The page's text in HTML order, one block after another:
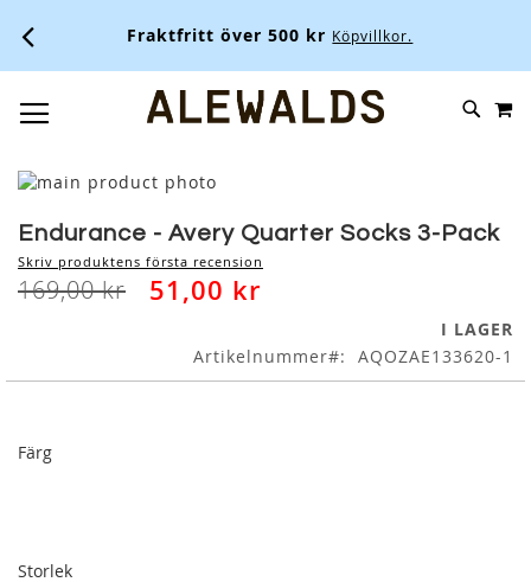
Fraktfritt över 500 kr Köpvillkor.
SKIP
Skip
the
end
of
the
to
the
beginning
of
Endurance - Avery Quarter Socks 3-Pack
Skriv produktens första recension
169,00 kr 51,00 kr
I LAGER
Artikelnummer
AQOZAE133620-1
Färg
Storlek